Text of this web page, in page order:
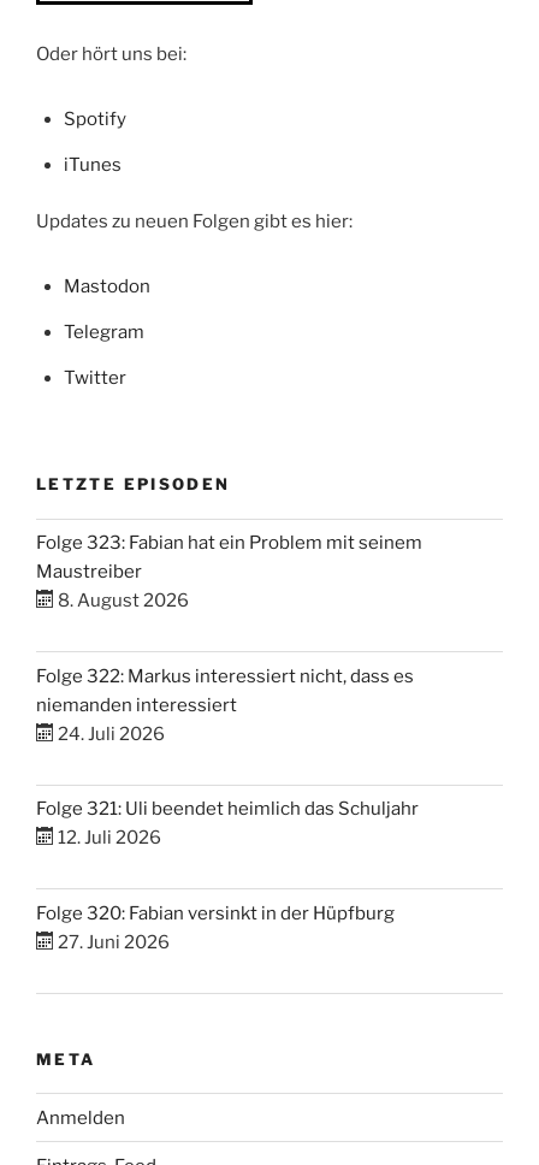
Oder hört uns bei:
Spotify
iTunes
Updates zu neuen Folgen gibt es hier:
Mastodon
Telegram
Twitter
LETZTE EPISODEN
Folge 323: Fabian hat ein Problem mit seinem
Maustreiber
8. August 2026
Folge 322: Markus interessiert nicht, dass es
niemanden interessiert
24. Juli 2026
Folge 321: Uli beendet heimlich das Schuljahr
12. Juli 2026
Folge 320: Fabian versinkt in der Hüpfburg
27. Juni 2026
META
Anmelden